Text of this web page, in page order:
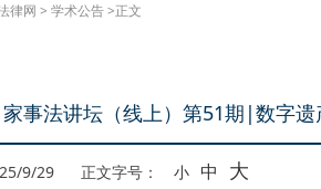
律网 > 学术公告>正文
事法讲坛（线上）第51期|数字
9/29 正文字号： 小 中 大